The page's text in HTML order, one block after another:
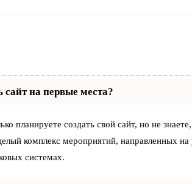
сайт на первые места?
планируете создать свой сайт, но не
комплекс мероприятий, направленных
системах.